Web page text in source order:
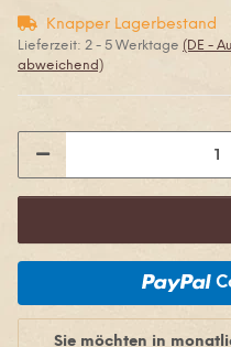
Knapper Lagerbestand
Lieferzeit: 2 - 5 Werktage (DE -
abweichend)
Sie möchten in